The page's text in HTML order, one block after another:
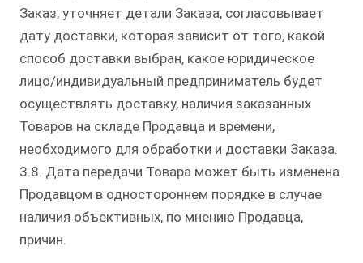
Заказ, уточняет детали Заказа, согласовывает
дату доставки, которая зависит от того, какой
способ доставки выбран, какое юридическое
лицо/индивидуальный предприниматель будет
осуществлять доставку, наличия заказанных
Товаров на складе Продавца и времени,
необходимого для обработки и доставки Заказа.
3.8. Дата передачи Товара может быть изменена
Продавцом в одностороннем порядке в случае
наличия объективных, по мнению Продавца,
причин.